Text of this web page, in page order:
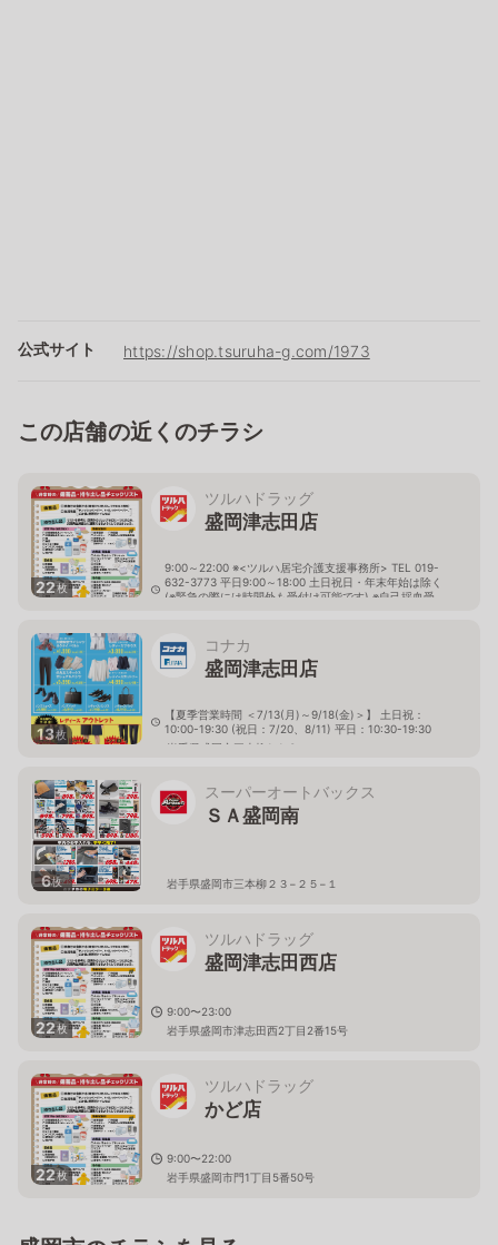
公式サイト https://shop.tsuruha-g.com/1973
この店舗の近くのチラシ
22枚
ツルハドラッグ
盛岡津志田店
9:00～22:00 ※<ツルハ居宅介護支援事務所> TEL 019-
632-3773 平日9:00～18:00 土日祝日・年末年始は除く
(※緊急の際には時間外も受付け可能です) ※自己採血受
13枚
コナカ
盛岡津志田店
【夏季営業時間 ＜7/13(月)～9/18(金)＞】 土日祝：
10:00-19:30 (祝日：7/20、8/11) 平日：10:30-19:30
岩手県盛岡市三本柳1-1-3
6枚
スーパーオートバックス
ＳＡ盛岡南
岩手県盛岡市三本柳２３−２５−１
22枚
ツルハドラッグ
盛岡津志田西店
9:00〜23:00
岩手県盛岡市津志田西2丁目2番15号
22枚
ツルハドラッグ
かど店
9:00〜22:00
岩手県盛岡市門1丁目5番50号